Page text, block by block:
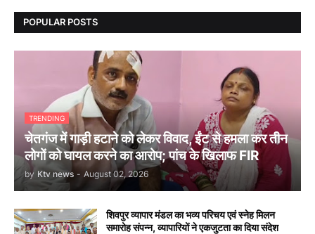
POPULAR POSTS
TRENDING
चेतगंज में गाड़ी हटाने को लेकर विवाद, ईंट से हमला कर तीन
लोगों को घायल करने का आरोप; पांच के खिलाफ FIR
by Ktv news - August 02, 2026
शिवपुर व्यापार मंडल का भव्य परिचय एवं स्नेह मिलन
समारोह संपन्न, व्यापारियों ने एकजुटता का दिया संदेश